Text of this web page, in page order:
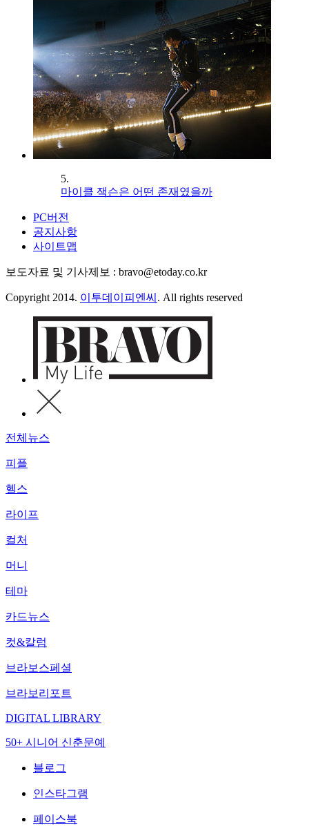
5.
마이클 잭슨은 어떤 존재였을까
PC버전
공지사항
사이트맵
보도자료 및 기사제보 : bravo@etoday.co.kr
Copyright 2014. 이투데이피엔씨 . All rights reserved
전체뉴스
피플
헬스
라이프
컬처
머니
테마
카드뉴스
컷&칼럼
브라보스페셜
브라보리포트
DIGITAL LIBRARY
50+ 시니어 신춘문예
블로그
인스타그램
페이스북